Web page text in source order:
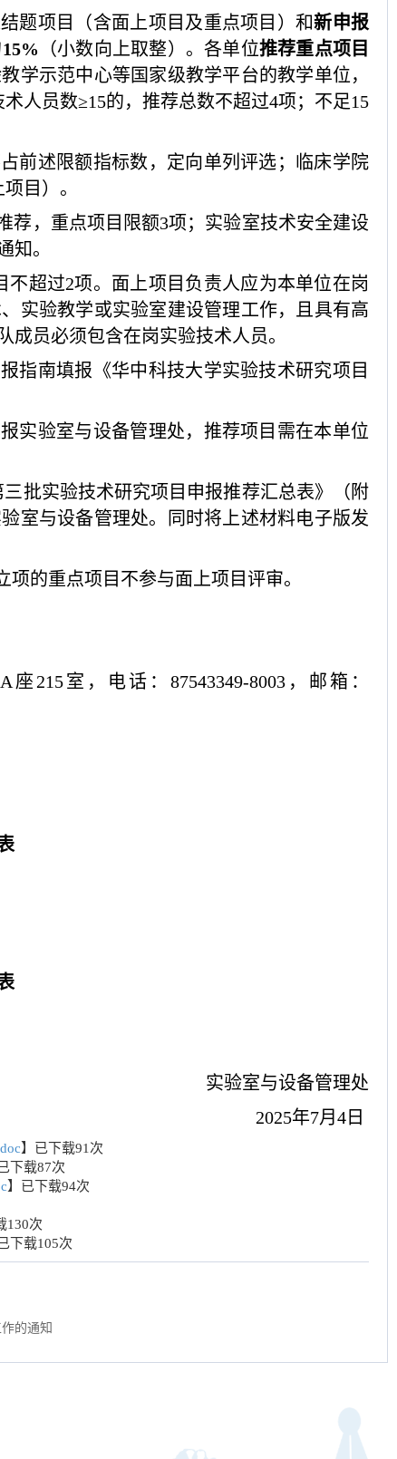
题项目（含面上项目及重点项目）和新申报
15% （小数向上取整）。各单位推荐重点项目
学示范中心等国家级教学平台的教学单位，
人员数≥15的，推荐总数不超过4项；不足15
前述限额指标数，定向单列评选； 临床学院
目）。
荐， 重点项目 限额3项； 实验室技术安全建设
知。
不超过2项。面上项目负责人应为本单位在岗
实验教学或实验室建设管理工作，且具有高
员必须包含在岗实验技术人员。
指南填报《华中科技大学实验技术研究项目
实验室与设备管理处，推荐项目需在本单位
三批实验技术研究项目申报推荐汇总表》（附
室与设备管理处。同时将上述材料电子版发
项的重点项目不参与面上项目评审。
A座215室，电话：87543349-8003，邮箱：
实验室与设备管理处
2025年7月 4 日
】已下载91次
下载87次
】已下载94次
130次
下载105次
的通知